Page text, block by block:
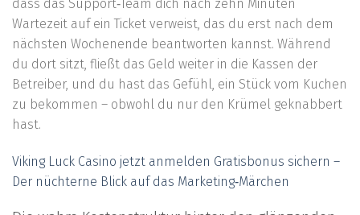
dass das Support‑Team dich nach zehn Minuten
Wartezeit auf ein Ticket verweist, das du erst nach dem
nächsten Wochenende beantworten kannst. Während
du dort sitzt, fließt das Geld weiter in die Kassen der
Betreiber, und du hast das Gefühl, ein Stück vom Kuchen
zu bekommen – obwohl du nur den Krümel geknabbert
hast.
Viking Luck Casino jetzt anmelden Gratisbonus sichern –
Der nüchterne Blick auf das Marketing‑Märchen